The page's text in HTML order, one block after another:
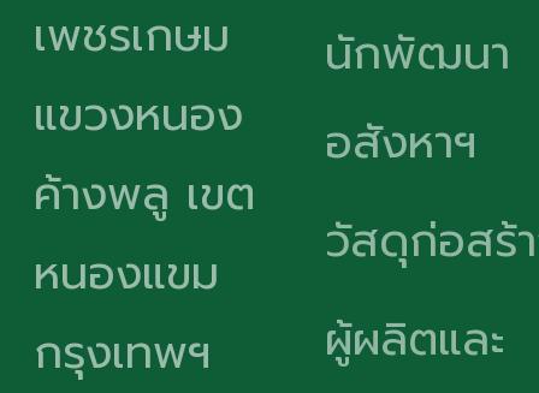
เพชรเกษม
แขวงหนอง
ค้างพลู เขต
หนองแขม
กรุงเทพฯ
นักพัฒนา
อสังหาฯ
วัสดุก่อสร้
ผู้ผลิตและ